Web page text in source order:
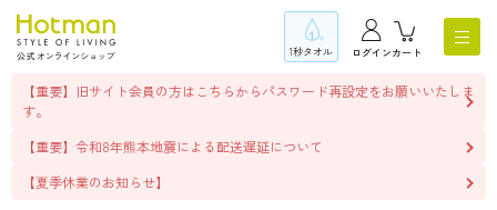
1秒タオル ログインカート
【重要】旧サイト会員の方はこちらからパスワード再設定をお願いいたしま
す。
【重要】令和8年熊本地震による配送遅延について
【夏季休業のお知らせ】